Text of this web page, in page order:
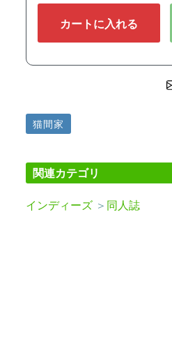
カートに入れる
猫間家
関連カテゴリ
インディーズ ＞ 同人誌